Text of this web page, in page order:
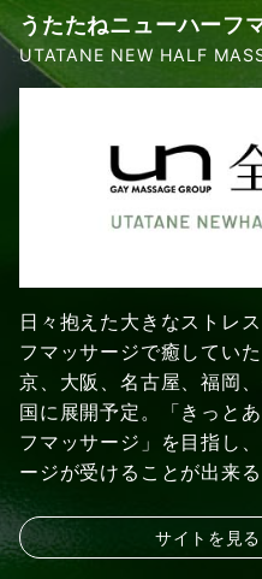
うたたねニューハーフ
UTATANE NEW HALF
日々抱えた大きなストレ
フマッサージで癒してい
京、大阪、名古屋、福岡
国に展開予定。「きっと
フマッサージ」を目指し
ージが受けることが出来
サイトを見る